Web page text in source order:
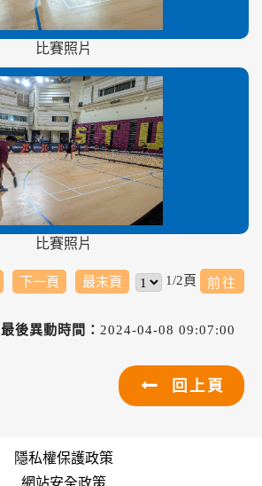
比賽照片
比賽照片
下一頁 最末頁 1/2頁
最後異動時間： 2024-04-08 09:07:00
回上頁
隱私權保護政策
網站安全政策